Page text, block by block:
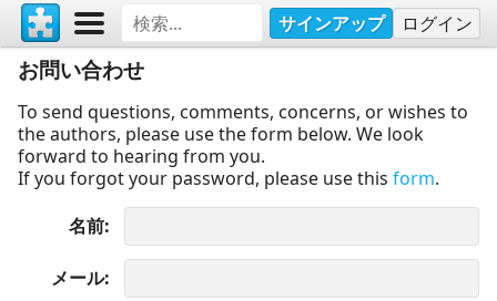
サインアップ ログイン
お問い合わせ
To send questions, comments, concerns, or wishes to
the authors, please use the form below. We look
forward to hearing from you.
If you forgot your password, please use this form.
名前
メール